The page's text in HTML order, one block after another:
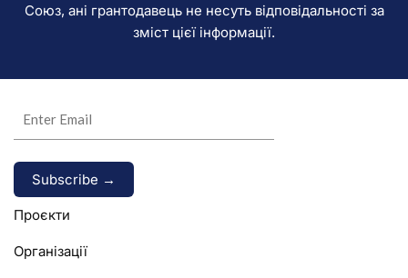
Союз, ані грантодавець не несуть відповідальності за
зміст цієї інформації.
Alternative:
Проєкти
Організації